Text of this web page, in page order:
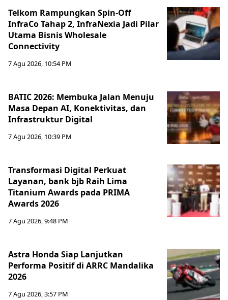
Telkom Rampungkan Spin-Off
InfraCo Tahap 2, InfraNexia Jadi Pilar
Utama Bisnis Wholesale
Connectivity
7 Agu 2026, 10:54 PM
BATIC 2026: Membuka Jalan Menuju
Masa Depan AI, Konektivitas, dan
Infrastruktur Digital
7 Agu 2026, 10:39 PM
Transformasi Digital Perkuat
Layanan, bank bjb Raih Lima
Titanium Awards pada PRIMA
Awards 2026
7 Agu 2026, 9:48 PM
Astra Honda Siap Lanjutkan
Performa Positif di ARRC Mandalika
2026
7 Agu 2026, 3:57 PM